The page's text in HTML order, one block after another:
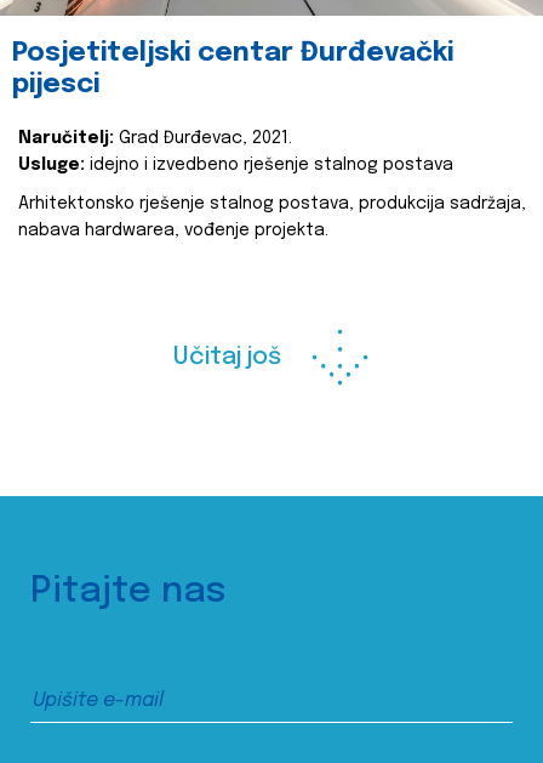
Posjetiteljski centar Đurđevački
pijesci
Naručitelj: Grad Đurđevac, 2021.
Usluge: idejno i izvedbeno rješenje stalnog postava
Arhitektonsko rješenje stalnog postava, produkcija sadržaja,
nabava hardwarea, vođenje projekta.
Učitaj još
Pitajte nas